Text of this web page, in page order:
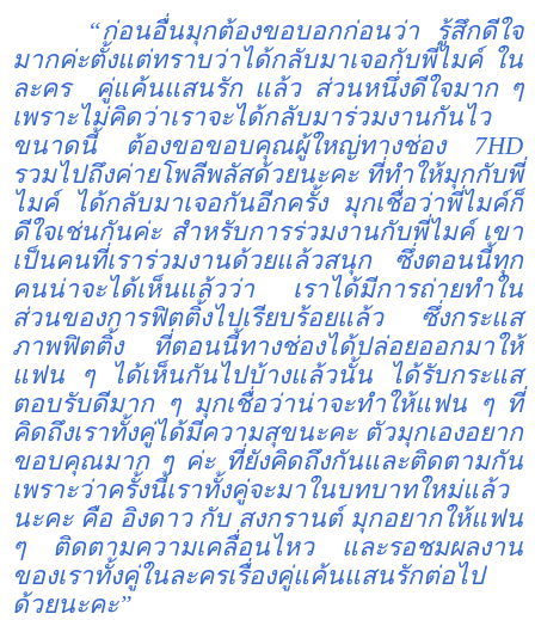
“ก่อนอื่นมุกต้องขอบอกก่อนว่า รู้สึกดีใจ
มากค่ะตั้งแต่ทราบว่าได้กลับมาเจอกับพี่ไมค์ ใน
ละคร
คู่แค้นแสนรัก แล้ว ส่วนหนึ่งดีใจมาก ๆ
เพราะไม่คิดว่าเราจะได้กลับมาร่วมงานกันไว
ขนาดนี้ ต้องขอขอบคุณผู้ใหญ่ทางช่อง 7HD
รวมไปถึงค่ายโพลีพลัสด้วยนะคะ ที่ทำให้มุกกับพี่
ไมค์ ได้กลับมาเจอกันอีกครั้ง มุกเชื่อว่าพี่ไมค์ก็
ดีใจเช่นกันค่ะ สำหรับการร่วมงานกับพี่ไมค์ เขา
เป็นคนที่เราร่วมงานด้วยแล้วสนุก ซึ่งตอนนี้ทุก
คนน่าจะได้เห็นแล้วว่า เราได้มีการถ่ายทำใน
ส่วนของการฟิตติ้งไปเรียบร้อยแล้ว ซึ่งกระแส
ภาพฟิตติ้ง ที่ตอนนี้ทางช่องได้ปล่อยออกมาให้
แฟน ๆ ได้เห็นกันไปบ้างแล้วนั้น ได้รับกระแส
ตอบรับดีมาก ๆ มุกเชื่อว่าน่าจะทำให้แฟน ๆ ที่
คิดถึงเราทั้งคู่ได้มีความสุขนะคะ ตัวมุกเองอยาก
ขอบคุณมาก ๆ ค่ะ ที่ยังคิดถึงกันและติดตามกัน
เพราะว่าครั้งนี้เราทั้งคู่จะมาในบทบาทใหม่แล้ว
นะคะ คือ อิงดาว กับ สงกรานต์ มุกอยากให้แฟน
ๆ ติดตามความเคลื่อนไหว และรอชมผลงาน
ของเราทั้งคู่ในละครเรื่องคู่แค้นแสนรักต่อไป
ด้วยนะคะ”